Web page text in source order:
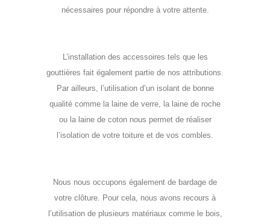
nécessaires pour répondre à votre attente.
L’installation des accessoires tels que les
gouttières fait également partie de nos attributions.
Par ailleurs, l’utilisation d’un isolant de bonne
qualité comme la laine de verre, la laine de roche
ou la laine de coton nous permet de réaliser
l’isolation de votre toiture et de vos combles.
Nous nous occupons également de bardage de
votre clôture. Pour cela, nous avons recours à
l’utilisation de plusieurs matériaux comme le bois,